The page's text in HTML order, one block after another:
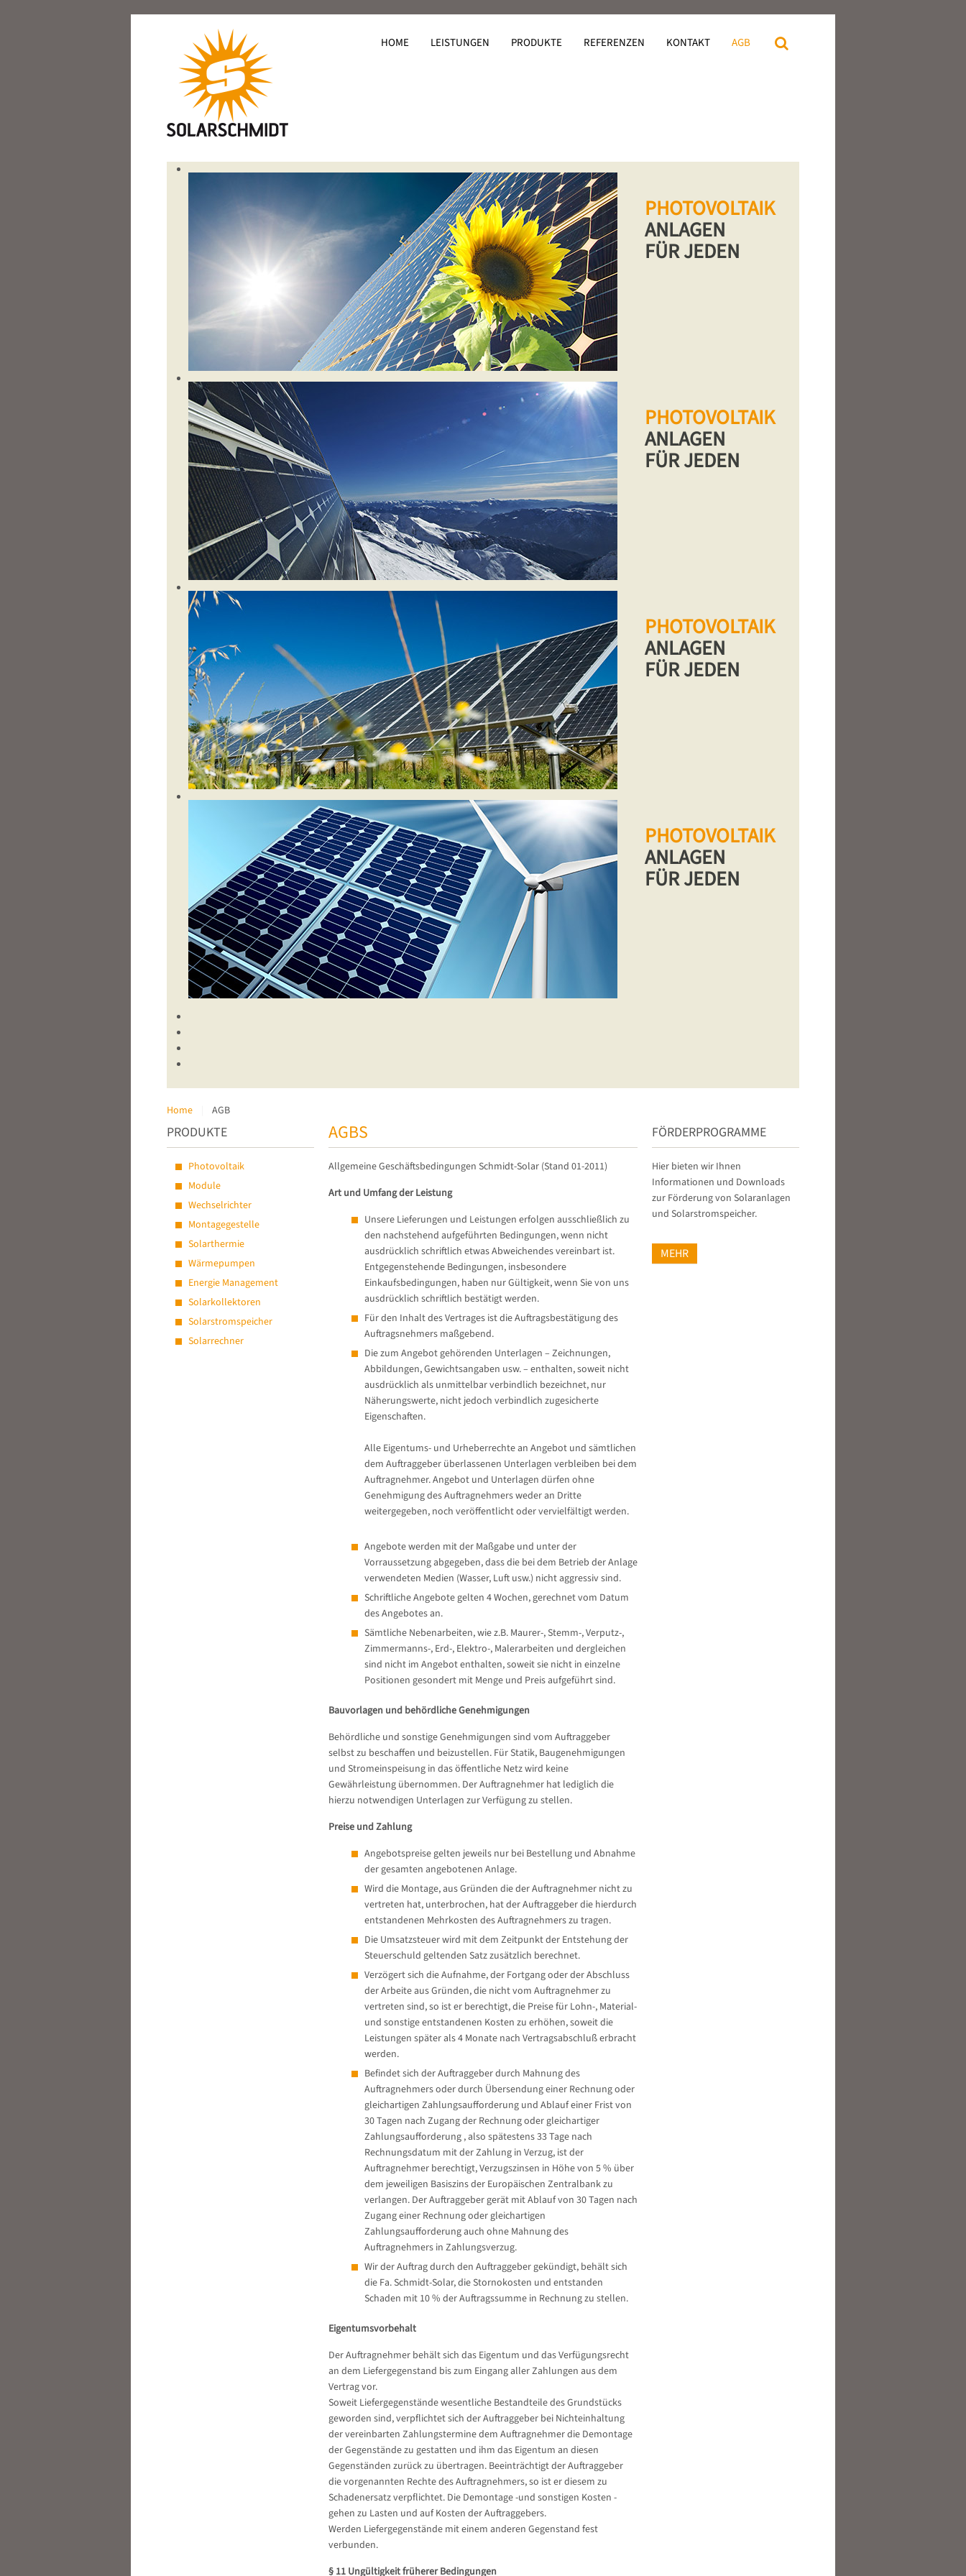
HOME LEISTUNGEN PRODUKTE REFERENZEN KONTAKT AGB
PHOTOVOLTAIK
ANLAGEN
FÜR JEDEN
PHOTOVOLTAIK
ANLAGEN
FÜR JEDEN
PHOTOVOLTAIK
ANLAGEN
FÜR JEDEN
PHOTOVOLTAIK
ANLAGEN
FÜR JEDEN
Home AGB
AGBS
Allgemeine Geschäftsbedingungen Schmidt-Solar (Stand 01-2011)
Art und Umfang der Leistung
Unsere Lieferungen und Leistungen erfolgen ausschließlich zu
den nachstehend aufgeführten Bedingungen, wenn nicht
ausdrücklich schriftlich etwas Abweichendes vereinbart ist.
Entgegenstehende Bedingungen, insbesondere
Einkaufsbedingungen, haben nur Gültigkeit, wenn Sie von uns
ausdrücklich schriftlich bestätigt werden.
Für den Inhalt des Vertrages ist die Auftragsbestätigung des
Auftragsnehmers maßgebend.
Die zum Angebot gehörenden Unterlagen – Zeichnungen,
Abbildungen, Gewichtsangaben usw. – enthalten, soweit nicht
ausdrücklich als unmittelbar verbindlich bezeichnet, nur
Näherungswerte, nicht jedoch verbindlich zugesicherte
Eigenschaften.
Alle Eigentums- und Urheberrechte an Angebot und sämtlichen
dem Auftraggeber überlassenen Unterlagen verbleiben bei dem
Auftragnehmer. Angebot und Unterlagen dürfen ohne
Genehmigung des Auftragnehmers weder an Dritte
weitergegeben, noch veröffentlicht oder vervielfältigt werden.
Angebote werden mit der Maßgabe und unter der
Vorraussetzung abgegeben, dass die bei dem Betrieb der Anlage
verwendeten Medien (Wasser, Luft usw.) nicht aggressiv sind.
Schriftliche Angebote gelten 4 Wochen, gerechnet vom Datum
des Angebotes an.
Sämtliche Nebenarbeiten, wie z.B. Maurer-, Stemm-, Verputz-,
Zimmermanns-, Erd-, Elektro-, Malerarbeiten und dergleichen
sind nicht im Angebot enthalten, soweit sie nicht in einzelne
Positionen gesondert mit Menge und Preis aufgeführt sind.
Bauvorlagen und behördliche Genehmigungen
Behördliche und sonstige Genehmigungen sind vom Auftraggeber
selbst zu beschaffen und beizustellen. Für Statik, Baugenehmigungen
und Stromeinspeisung in das öffentliche Netz wird keine
Gewährleistung übernommen. Der Auftragnehmer hat lediglich die
hierzu notwendigen Unterlagen zur Verfügung zu stellen.
Preise und Zahlung
Angebotspreise gelten jeweils nur bei Bestellung und Abnahme
der gesamten angebotenen Anlage.
Wird die Montage, aus Gründen die der Auftragnehmer nicht zu
vertreten hat, unterbrochen, hat der Auftraggeber die hierdurch
entstandenen Mehrkosten des Auftragnehmers zu tragen.
Die Umsatzsteuer wird mit dem Zeitpunkt der Entstehung der
Steuerschuld geltenden Satz zusätzlich berechnet.
Verzögert sich die Aufnahme, der Fortgang oder der Abschluss
der Arbeite aus Gründen, die nicht vom Auftragnehmer zu
vertreten sind, so ist er berechtigt, die Preise für Lohn-, Material-
und sonstige entstandenen Kosten zu erhöhen, soweit die
Leistungen später als 4 Monate nach Vertragsabschluß erbracht
werden.
Befindet sich der Auftraggeber durch Mahnung des
Auftragnehmers oder durch Übersendung einer Rechnung oder
gleichartigen Zahlungsaufforderung und Ablauf einer Frist von
30 Tagen nach Zugang der Rechnung oder gleichartiger
Zahlungsaufforderung , also spätestens 33 Tage nach
Rechnungsdatum mit der Zahlung in Verzug, ist der
Auftragnehmer berechtigt, Verzugszinsen in Höhe von 5 % über
dem jeweiligen Basiszins der Europäischen Zentralbank zu
verlangen. Der Auftraggeber gerät mit Ablauf von 30 Tagen nach
Zugang einer Rechnung oder gleichartigen
Zahlungsaufforderung auch ohne Mahnung des
Auftragnehmers in Zahlungsverzug.
Wir der Auftrag durch den Auftraggeber gekündigt, behält sich
die Fa. Schmidt-Solar, die Stornokosten und entstanden
Schaden mit 10 % der Auftragssumme in Rechnung zu stellen.
Eigentumsvorbehalt
Der Auftragnehmer behält sich das Eigentum und das Verfügungsrecht
an dem Liefergegenstand bis zum Eingang aller Zahlungen aus dem
Vertrag vor.
Soweit Liefergegenstände wesentliche Bestandteile des Grundstücks
geworden sind, verpflichtet sich der Auftraggeber bei Nichteinhaltung
der vereinbarten Zahlungstermine dem Auftragnehmer die Demontage
der Gegenstände zu gestatten und ihm das Eigentum an diesen
Gegenständen zurück zu übertragen. Beeinträchtigt der Auftraggeber
die vorgenannten Rechte des Auftragnehmers, so ist er diesem zu
Schadenersatz verpflichtet. Die Demontage -und sonstigen Kosten -
gehen zu Lasten und auf Kosten der Auftraggebers.
Werden Liefergegenstände mit einem anderen Gegenstand fest
verbunden.
§ 11 Ungültigkeit früherer Bedingungen
FÖRDERPROGRAMME
Hier bieten wir Ihnen
Informationen und Downloads
zur Förderung von Solaranlagen
und Solarstromspeicher.
MEHR
PRODUKTE
Photovoltaik
Module
Wechselrichter
Montagegestelle
Solarthermie
Wärmepumpen
Energie Management
Solarkollektoren
Solarstromspeicher
Solarrechner